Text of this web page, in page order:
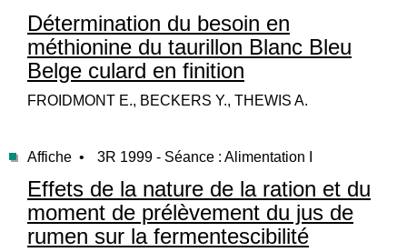
Détermination du besoin en
méthionine du taurillon Blanc Bleu
Belge culard en finition
FROIDMONT E., BECKERS Y., THEWIS A.
Affiche • 3R 1999 - Séance : Alimentation I
Effets de la nature de la ration et du
moment de prélèvement du jus de
rumen sur la fermentescibilité